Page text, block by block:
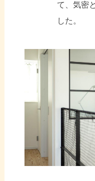
て、気密
した。